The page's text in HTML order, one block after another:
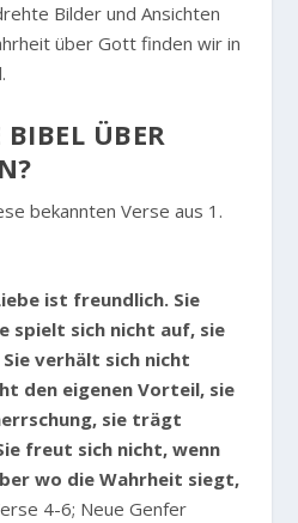
Bilder und Ansichten
über Gott finden wir in
BIBEL ÜBER
bekannten Verse aus 1.
ist freundlich. Sie
spielt sich nicht auf, sie
verhält sich nicht
den eigenen Vorteil, sie
sie trägt
freut sich nicht, wenn
wo die Wahrheit siegt,
4-6; Neue Genfer